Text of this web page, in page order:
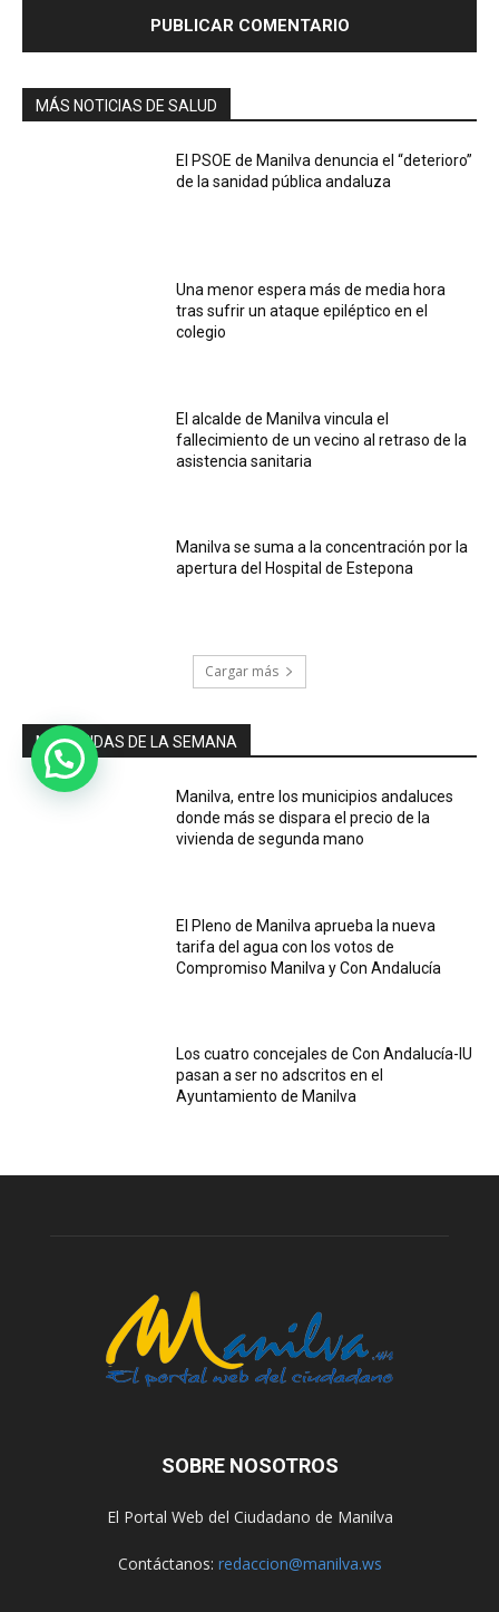
MÁS NOTICIAS DE SALUD
El PSOE de Manilva denuncia el “deterioro”
de la sanidad pública andaluza
Una menor espera más de media hora
tras sufrir un ataque epiléptico en el
colegio
El alcalde de Manilva vincula el
fallecimiento de un vecino al retraso de la
asistencia sanitaria
Manilva se suma a la concentración por la
apertura del Hospital de Estepona
Cargar más
MÁS LEIDAS DE LA SEMANA
Manilva, entre los municipios andaluces
donde más se dispara el precio de la
vivienda de segunda mano
El Pleno de Manilva aprueba la nueva
tarifa del agua con los votos de
Compromiso Manilva y Con Andalucía
Los cuatro concejales de Con Andalucía-IU
pasan a ser no adscritos en el
Ayuntamiento de Manilva
SOBRE NOSOTROS
El Portal Web del Ciudadano de Manilva
Contáctanos: redaccion@manilva.ws